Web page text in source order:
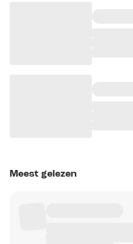
Meest gelezen